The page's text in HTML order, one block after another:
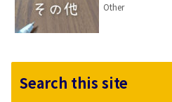
Other
Search this site